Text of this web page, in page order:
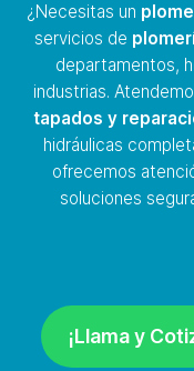
¿Necesitas un
servicios de
departamentos,
industrias.
tapados y
hidráulicas
ofrecemos
soluciones
¡Llama y